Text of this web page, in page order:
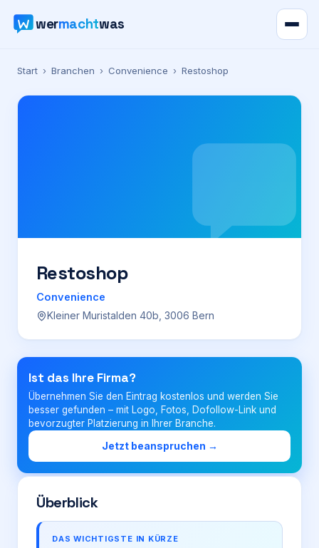
wermachtwas
Verzeichnis
Karte
Preise
Für Firmen
Login
Firma eintragen
Start › Branchen › Convenience › Restoshop
Restoshop
Convenience
Kleiner Muristalden 40b, 3006 Bern
Ist das Ihre Firma?
Übernehmen Sie den Eintrag kostenlos und werden Sie
besser gefunden – mit Logo, Fotos, Dofollow-Link und
bevorzugter Platzierung in Ihrer Branche.
Jetzt beanspruchen →
Überblick
DAS WICHTIGSTE IN KÜRZE